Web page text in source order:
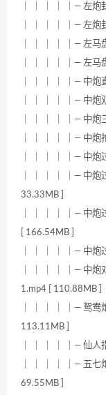
｜ ｜ ｜ ｜ ｜— 左
｜ ｜ ｜ ｜ ｜— 左
｜ ｜ ｜ ｜ ｜— 左
｜ ｜ ｜ ｜ ｜— 左马
｜ ｜ ｜ ｜ ｜— 中
｜ ｜ ｜ ｜ ｜— 中
｜ ｜ ｜ ｜ ｜— 中
｜ ｜ ｜ ｜ ｜— 中炮
｜ ｜ ｜ ｜ ｜— 中
｜ ｜ ｜ ｜ ｜— 中
33.33MB ]
｜ ｜ ｜ ｜ ｜— 中
[ 166.54MB ]
｜ ｜ ｜ ｜ ｜— 中
｜ ｜ ｜ ｜ ｜— 中
1.mp4 [ 110.88MB ]
｜ ｜ ｜ ｜ ｜— 鸳鸯
113.11MB ]
｜ ｜ ｜ ｜ ｜— 仙
｜ ｜ ｜ ｜ ｜— 五
69.55MB ]